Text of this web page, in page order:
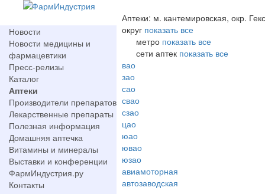
Новости
Новости медицины и
фармацевтики
Пресс-релизы
Каталог
Аптеки
Производители препаратов
Лекарственные препараты
Полезная информация
Домашняя аптечка
Витамины и минералы
Выставки и конференции
ФармИндустрия.ру
Контакты
Аптеки: м. кантемировская, окр.
округ показать все
метро показать все
сети аптек показать все
вао
зао
сао
свао
сзао
цао
юао
ювао
юзао
авиамоторная
автозаводская